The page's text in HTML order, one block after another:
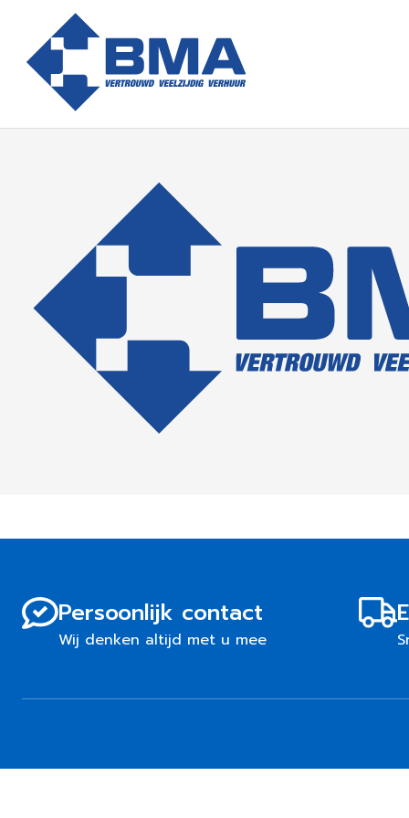
Persoonlijk contact
Wij denken altijd met u mee